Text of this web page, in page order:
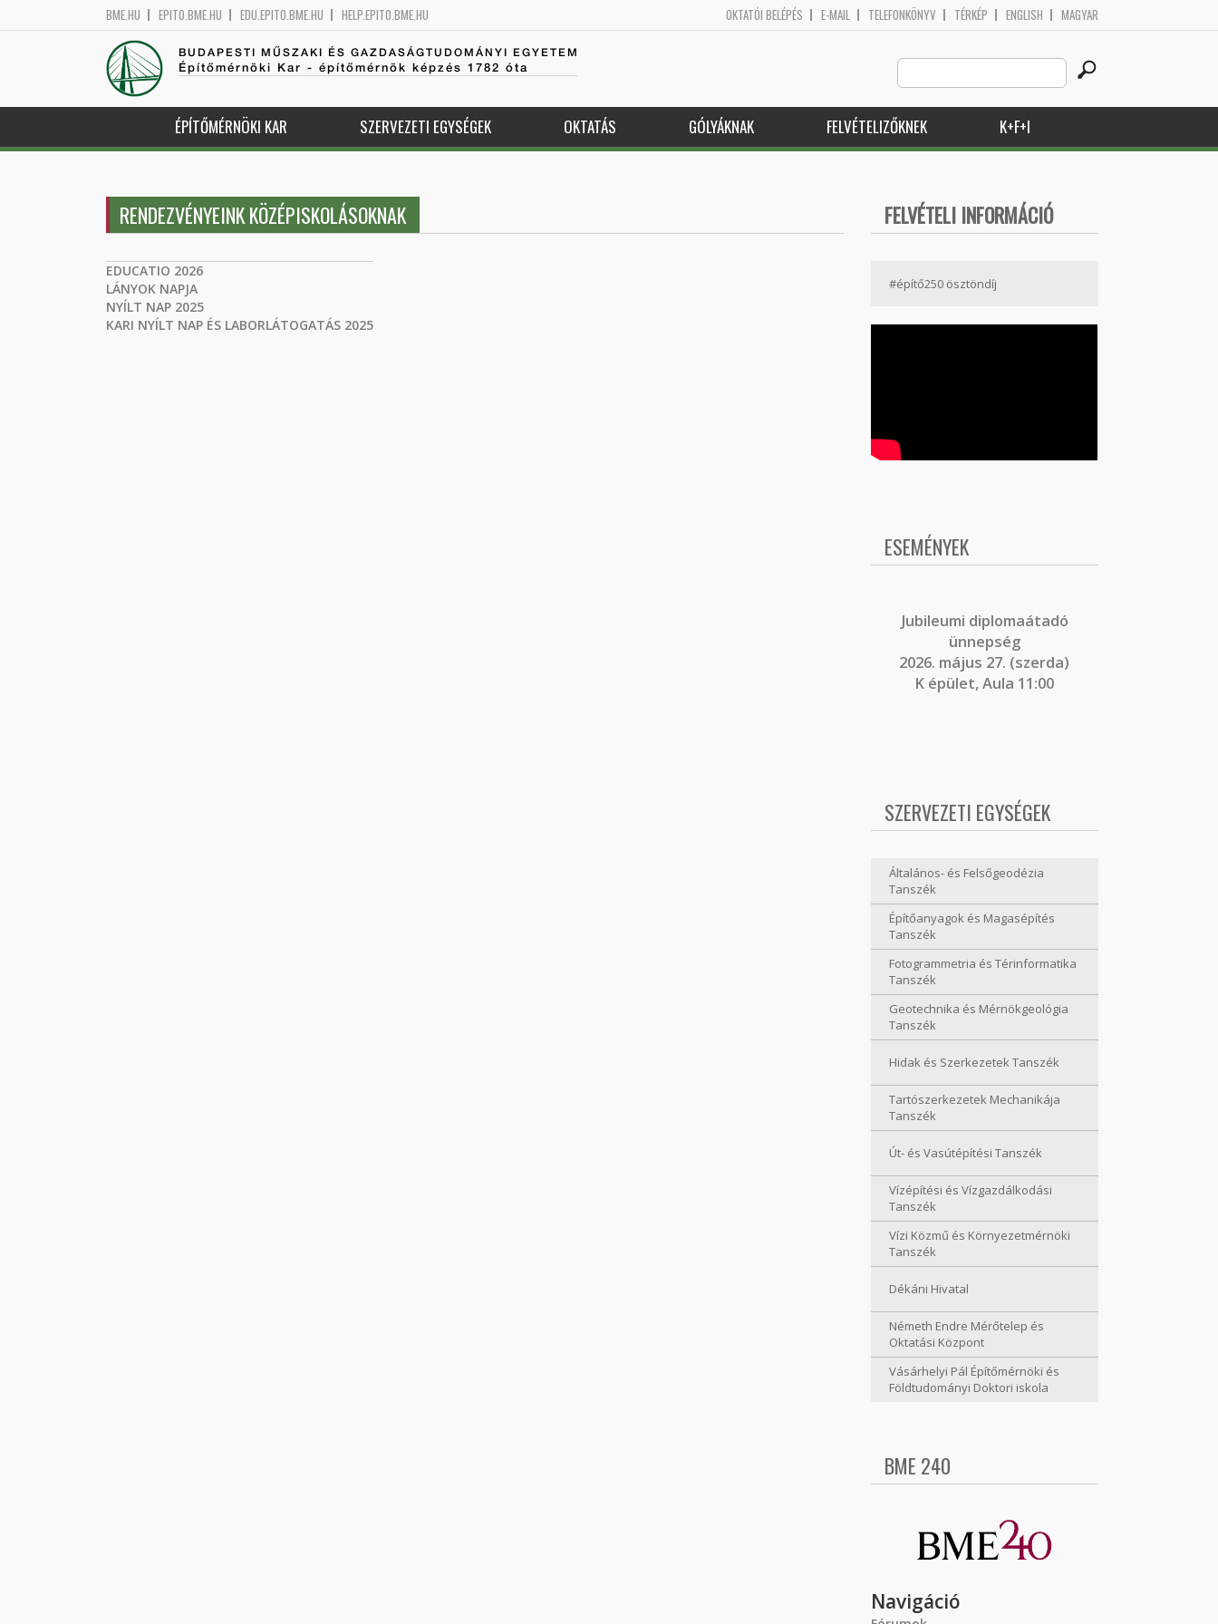
BME.HU EPITO.BME.HU EDU.EPITO.BME.HU HELP.EPITO.BME.HU OKTATÓI BELÉPÉS E-MAIL TELEFONKÖNYV TÉRKÉP ENGLISH MAGYAR
BUDAPESTI MŰSZAKI ÉS GAZDASÁGTUDOMÁNYI EGYETEM
Építőmérnöki Kar - építőmérnök képzés 1782 óta
Search
this
site
ÉPÍTŐMÉRNÖKI KAR SZERVEZETI EGYSÉGEK OKTATÁS GÓLYÁKNAK FELVÉTELIZŐKNEK K+F+I
RENDEZVÉNYEINK KÖZÉPISKOLÁSOKNAK
EDUCATIO 2026
LÁNYOK NAPJA
NYÍLT NAP 2025
KARI NYÍLT NAP ÉS LABORLÁTOGATÁS 2025
FELVÉTELI INFORMÁCIÓ
#építő250 ösztöndíj
ESEMÉNYEK
Jubileumi diplomaátadó
ünnepség
2026. május 27. (szerda)
K épület, Aula 11:00
SZERVEZETI EGYSÉGEK
Általános- és Felsőgeodézia
Tanszék
Építőanyagok és Magasépítés
Tanszék
Fotogrammetria és Térinformatika
Tanszék
Geotechnika és Mérnökgeológia
Tanszék
Hidak és Szerkezetek Tanszék
Tartószerkezetek Mechanikája
Tanszék
Út- és Vasútépítési Tanszék
Vízépítési és Vízgazdálkodási
Tanszék
Vízi Közmű és Környezetmérnöki
Tanszék
Dékáni Hivatal
Németh Endre Mérőtelep és
Oktatási Központ
Vásárhelyi Pál Építőmérnöki és
Földtudományi Doktori iskola
BME 240
Navigáció